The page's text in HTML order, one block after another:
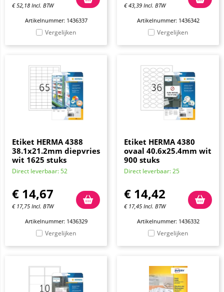
€52,18 Incl. BTW
Artikelnummer: 1436337
Vergelijken
€43,39 Incl. BTW
Artikelnummer: 1436342
Vergelijken
Etiket HERMA 4388
38.1x21.2mm diepvries
wit 1625 stuks
Direct leverbaar: 52
€ 14,67
€ 17,75 Incl. BTW
Artikelnummer: 1436329
Vergelijken
Etiket HERMA 4380
ovaal 40.6x25.4mm wit
900 stuks
Direct leverbaar: 25
€ 14,42
€ 17,45 Incl. BTW
Artikelnummer: 1436332
Vergelijken